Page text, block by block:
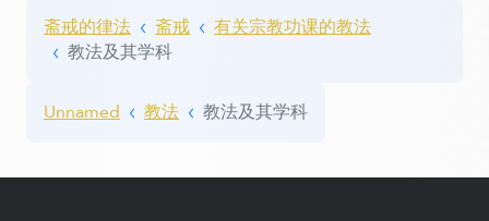
斋戒的律法 斋戒 有关宗教功课的教法
教法及其学科
Unnamed
教法 教法及其学科